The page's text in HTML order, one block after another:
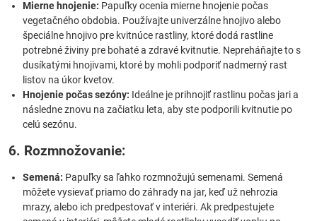
Mierne hnojenie: Papuľky ocenia mierne hnojenie počas
vegetačného obdobia. Používajte univerzálne hnojivo alebo
špeciálne hnojivo pre kvitnúce rastliny, ktoré dodá rastline
potrebné živiny pre bohaté a zdravé kvitnutie. Nepreháňajte to s
dusíkatými hnojivami, ktoré by mohli podporiť nadmerný rast
listov na úkor kvetov.
Hnojenie počas sezóny: Ideálne je prihnojiť rastlinu počas jari a
následne znovu na začiatku leta, aby ste podporili kvitnutie po
celú sezónu.
6. Rozmnožovanie:
Semená: Papuľky sa ľahko rozmnožujú semenami. Semená
môžete vysievať priamo do záhrady na jar, keď už nehrozia
mrazy, alebo ich predpestovať v interiéri. Ak predpestujete